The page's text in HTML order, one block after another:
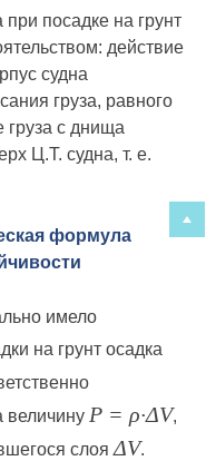
посадке на грунт
действие
судна
груза, равного
груза с днища
Ц.Т. судна, т. е.
формула
имело
на грунт осадка
величину P = ρ·ΔV,
слояΔV.